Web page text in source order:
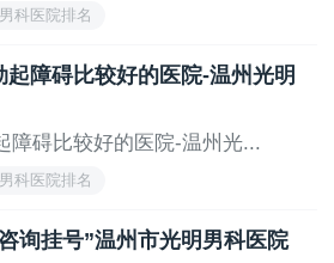
科医院排名
起障碍比较好的医院-温州光明
障碍比较好的医院-温州光...
科医院排名
询挂号”温州市光明男科医院